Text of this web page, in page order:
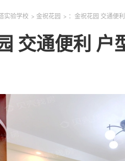
实验学校 > 金祝花园 > ：金祝花园 交通便
交通便利 户